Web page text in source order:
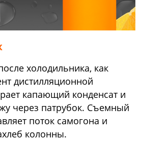
холодильника, как
дистилляционной
капающий конденсат и
через патрубок. Съемный
поток самогона и
колонны.